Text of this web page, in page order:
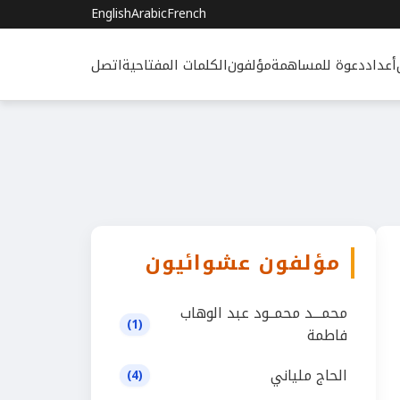
French
Arabic
English
أعداددعوة للمساهمةمؤلفونالكلمات المفتاحيةاتصل
مؤلفون عشوائيون
محمـــد محمــود عبد الوهاب
فاطمة
(1)
الحاج ملياني (4)